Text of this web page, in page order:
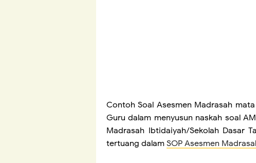
Contoh Soal Asesmen Madrasah
Guru dalam menyusun naskah soal
Madrasah Ibtidaiyah/Sekolah Dasar
tertuang dalam SOP Asesmen